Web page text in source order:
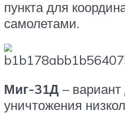
пункта для
самолетами.
Миг-31Д – вариант
уничтожения